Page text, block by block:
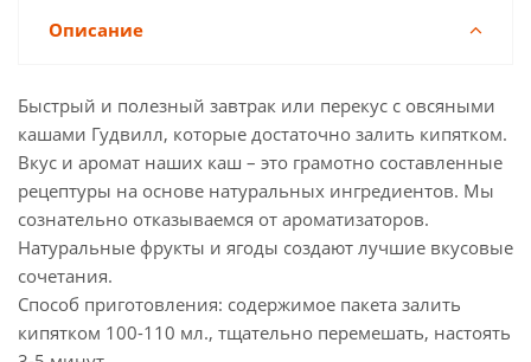
Описание
Быстрый и полезный завтрак или перекус с овсяными
кашами Гудвилл, которые достаточно залить кипятком.
Вкус и аромат наших каш – это грамотно составленные
рецептуры на основе натуральных ингредиентов. Мы
сознательно отказываемся от ароматизаторов.
Натуральные фрукты и ягоды создают лучшие вкусовые
сочетания.
Способ приготовления: содержимое пакета залить
кипятком 100-110 мл., тщательно перемешать, настоять